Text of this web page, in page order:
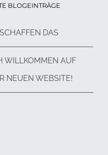
BLOGEINTRÄGE
DAS
WILLKOMMEN AUF
NEUEN WEBSITE!